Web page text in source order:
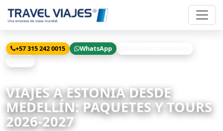
+57 315 242 0015 WhatsApp
VIAJES A ESTONIA DESDE
MEDELLÍN: PAQUETES Y TOURS
2026-2027